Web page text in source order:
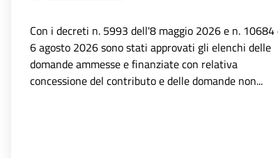
Con i decreti n. 5993 dell'8 maggio 2026 e n. 10684
6 agosto 2026 sono stati approvati gli elenchi delle
domande ammesse e finanziate con relativa
concessione del contributo e delle domande non...